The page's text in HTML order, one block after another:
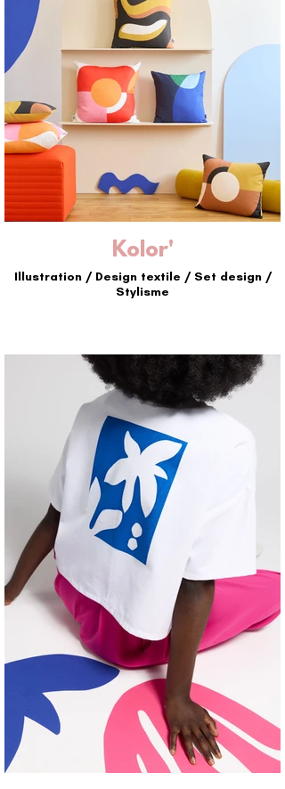
Kolor'
Illustration / Design textile / Set design /
Stylisme